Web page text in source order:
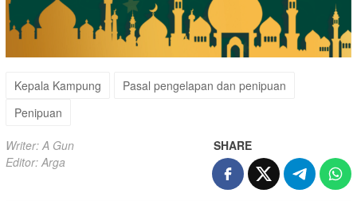
Kepala Kampung
Pasal pengelapan dan penipuan
Penipuan
Writer: A Gun
Editor: Arga
SHARE